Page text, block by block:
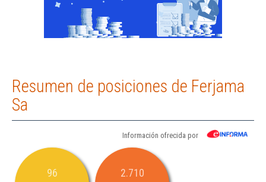
Resumen de posiciones de Ferjama
Sa
Información ofrecida por
96 2.710